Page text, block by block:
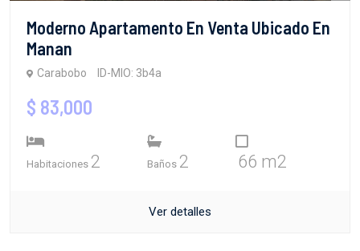
Moderno Apartamento En Venta Ubicado En
Manan
Carabobo ID-MIO: 3b4a
$ 83,000
Habitaciones 2 Baños 2 66 m2
Ver detalles